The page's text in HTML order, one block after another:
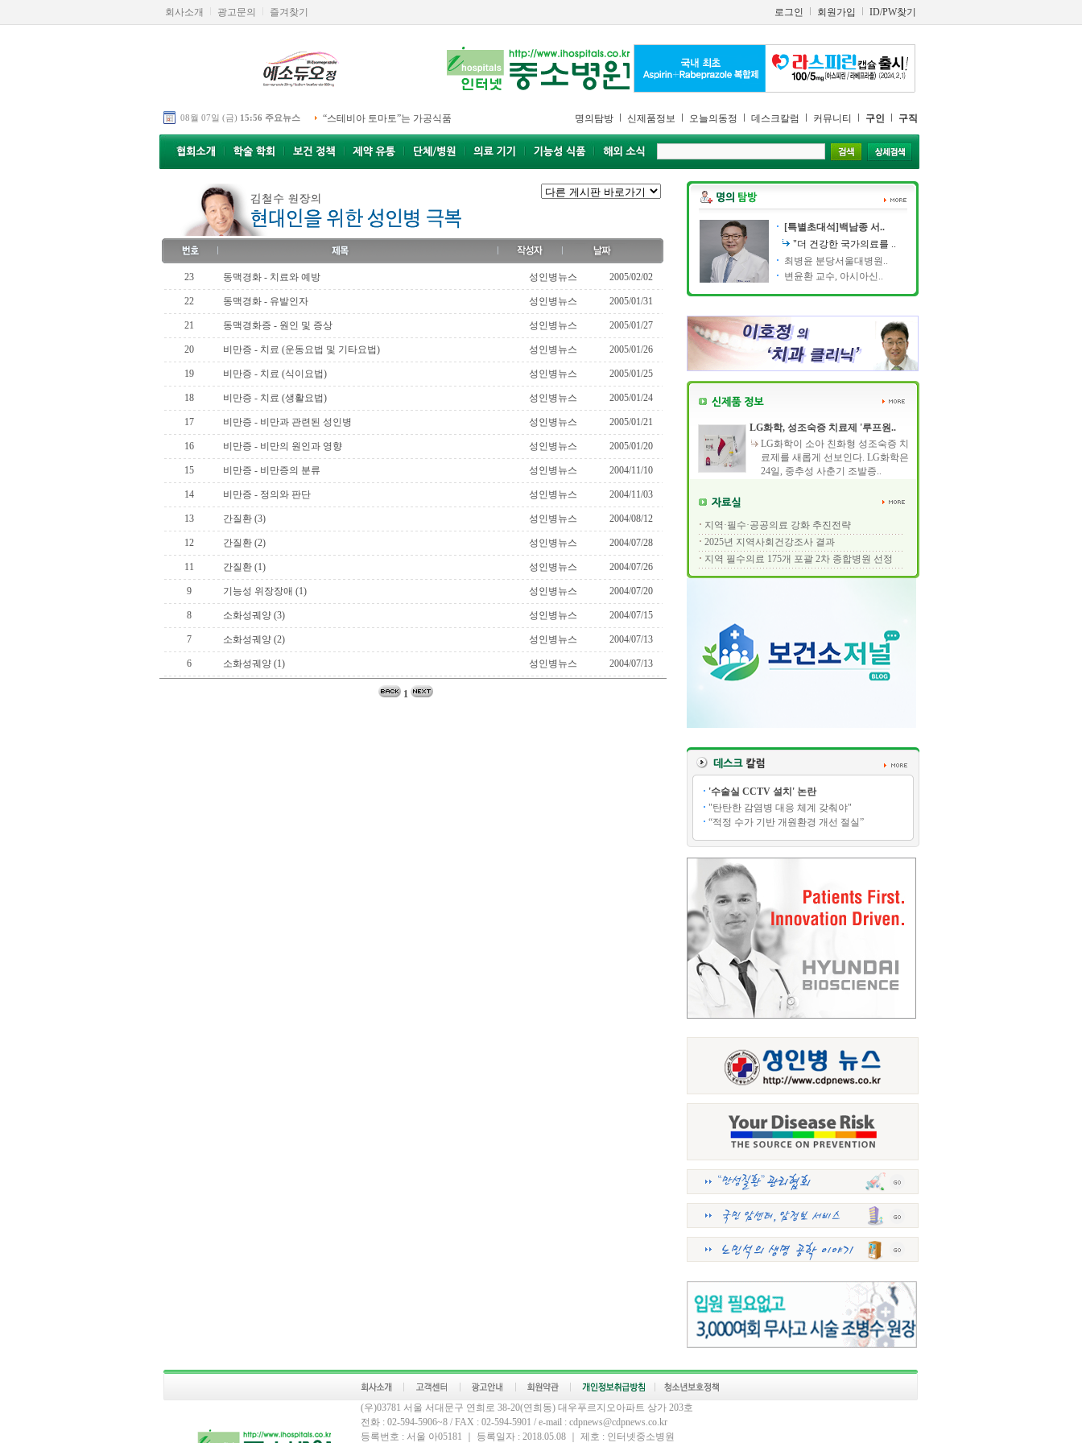
회사소개 광고문의 즐겨찾기 로그인 회원가입 ID/PW찾기
08월 07일 (금) 15:56 주요뉴스 “스테비아 토마토”는 가공식품 명의탐방 신제품정보 오늘의동정 데스크칼럼 커뮤니티 구인 구직
23 동맥경화 - 치료와 예방 성인병뉴스 2005/02/02
22 동맥경화 - 유발인자 성인병뉴스 2005/01/31
21 동맥경화증 - 원인 및 증상 성인병뉴스 2005/01/27
20 비만증 - 치료 (운동요법 및 기타요법) 성인병뉴스 2005/01/26
19 비만증 - 치료 (식이요법) 성인병뉴스 2005/01/25
18 비만증 - 치료 (생활요법) 성인병뉴스 2005/01/24
17 비만증 - 비만과 관련된 성인병 성인병뉴스 2005/01/21
16 비만증 - 비만의 원인과 영향 성인병뉴스 2005/01/20
15 비만증 - 비만증의 분류 성인병뉴스 2004/11/10
14 비만증 - 정의와 판단 성인병뉴스 2004/11/03
13 간질환 (3) 성인병뉴스 2004/08/12
12 간질환 (2) 성인병뉴스 2004/07/28
11 간질환 (1) 성인병뉴스 2004/07/26
9 기능성 위장장애 (1) 성인병뉴스 2004/07/20
8 소화성궤양 (3) 성인병뉴스 2004/07/15
7 소화성궤양 (2) 성인병뉴스 2004/07/13
6 소화성궤양 (1) 성인병뉴스 2004/07/13
1
[특별초대석]백남종 서..
"더 건강한 국가의료를 ..
최병윤 분당서울대병원..
변윤환 교수, 아시아신..
LG화학, 성조숙증 치료제 '루프원..
LG화학이 소아 친화형 성조숙증 치
료제를 새롭게 선보인다. LG화학은
24일, 중추성 사춘기 조발증..
지역·필수·공공의료 강화 추진전략
2025년 지역사회건강조사 결과
지역 필수의료 175개 포괄 2차 종합병원 선정
'수술실 CCTV 설치' 논란
"탄탄한 감염병 대응 체계 갖춰야"
“적정 수가 기반 개원환경 개선 절실”
(우)03781 서울 서대문구 연희로 38-20(연희동) 대우푸르지오아파트 상가 203호
전화 : 02-594-5906~8 / FAX : 02-594-5901 / e-mail : cdpnews@cdpnews.co.kr
등록번호 : 서울 아05181 ｜ 등록일자 : 2018.05.08 ｜ 제호 : 인터넷중소병원